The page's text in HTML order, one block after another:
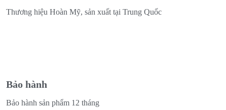
Thương hiệu Hoàn Mỹ, sản xuất tại Trung Quốc
Bảo hành
Bảo hành sản phẩm 12 tháng